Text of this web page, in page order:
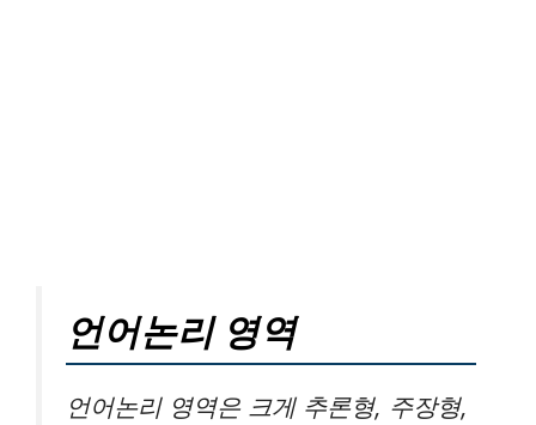
언어논리 영역
언어논리 영역은 크게 추론형, 주장형,